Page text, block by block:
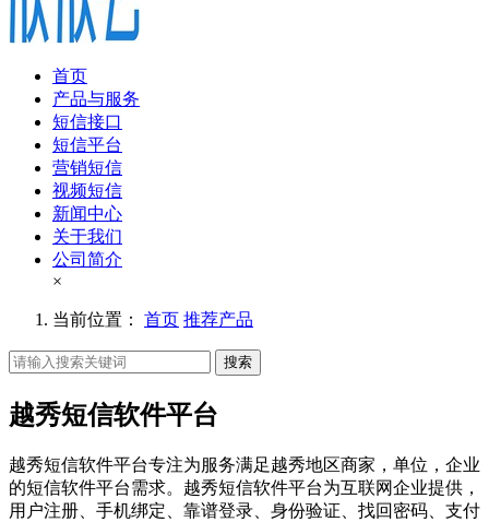
首页
产品与服务
短信接口
短信平台
营销短信
视频短信
新闻中心
关于我们
公司简介
×
当前位置： 首页 推荐产品
搜索
越秀短信软件平台
越秀短信软件平台专注为服务满足越秀地区商家，单位，企业
的短信软件平台需求。越秀短信软件平台为互联网企业提供，
用户注册、手机绑定、靠谱登录、身份验证、找回密码、支付